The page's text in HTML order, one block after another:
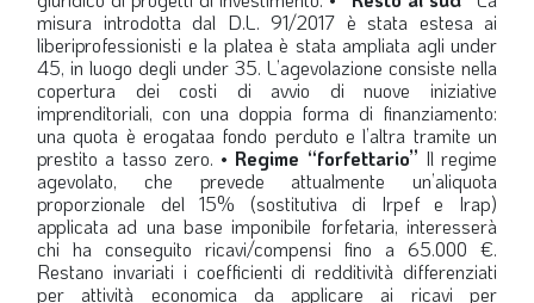
misura introdotta dal D.L. 91/2017 è stata estesa ai
liberiprofessionisti e la platea è stata ampliata agli under
45, in luogo degli under 35. L’agevolazione consiste nella
copertura dei costi di avvio di nuove iniziative
imprenditoriali, con una doppia forma di finanziamento:
una quota è erogataa fondo perduto e l’altra tramite un
prestito a tasso zero. • Regime “forfettario” Il regime
agevolato, che prevede attualmente un’aliquota
proporzionale del 15% (sostitutiva di Irpef e Irap)
applicata ad una base imponibile forfetaria, interesserà
chi ha conseguito ricavi/compensi fino a 65.000 €.
Restano invariati i coefficienti di redditività differenziati
per attività economica da applicare ai ricavi per